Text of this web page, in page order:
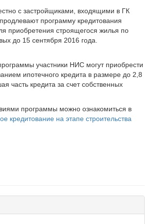
с застройщиками, входящими в ГК
программу кредитования
приобретения строящегося жилья по
до 15 сентября 2016 года.
участники НИС могут приобрести
ипотечного кредита в размере до 2,8
часть кредита за счет собственных
программы можно ознакомиться в
кредитование на этапе строительства